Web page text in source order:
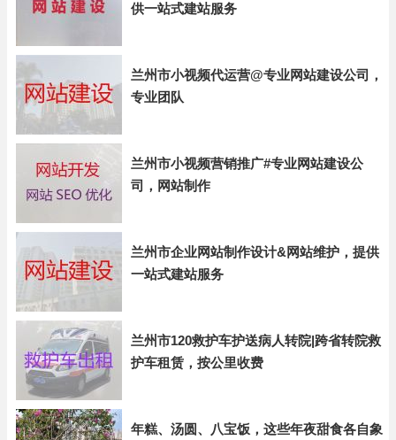
供一站式建站服务
兰州市小视频代运营@专业网站建设公司，
专业团队
兰州市小视频营销推广#专业网站建设公
司，网站制作
兰州市企业网站制作设计&网站维护，提供
一站式建站服务
兰州市120救护车护送病人转院|跨省转院救
护车租赁，按公里收费
年糕、汤圆、八宝饭，这些年夜甜食各自象